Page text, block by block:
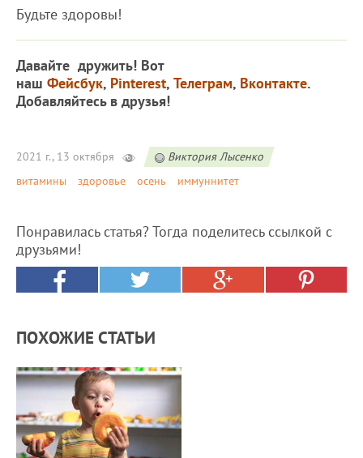
Будьте здоровы!
Давайте дружить! Вот
наш Фейсбук, Pinterest, Телеграм, Вконтакте.
Добавляйтесь в друзья!
2021 г., 13 октября
Виктория Лысенко
витамины
здоровье осень иммуннитет
Понравилась статья? Тогда поделитесь ссылкой с
друзьями!
ПОХОЖИЕ СТАТЬИ